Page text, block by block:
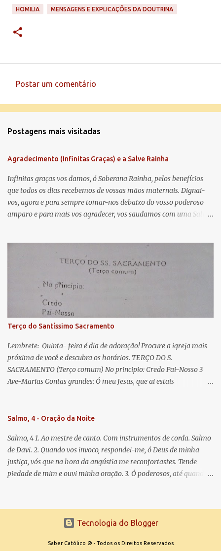
HOMILIA MENSAGENS E EXPLICAÇÕES DA DOUTRINA
e
t
á
r
i
o
Postar um comentário
Postagens mais visitadas
Agradecimento (Infinitas Graças) e a Salve Rainha
Infinitas graças vos damos, ó Soberana Rainha, pelos benefícios
que todos os dias recebemos de vossas mãos maternais. Dignai-
vos, agora e para sempre tomar-nos debaixo do vosso poderoso
amparo e para mais vos agradecer, vos saudamos com uma Salve
lágrimas. Eia, pois, Advogada nossa, estes vossos olhos
misericordiosos a nós volvei, e depois deste desterro, mostrai-nos
Jesus. Bendito é o fruto do vosso ventre, ó clemente, ó piedosa, ó
doce e sempre Virgem Maria. Rogai por nós Santa Mãe de Deus.
Para que sejamos dignos das promessas de Cristo. Amém.
Terço do Santíssimo Sacramento
Lembrete: Quinta- feira é dia de adoração! Procure a igreja mais
próxima de você e descubra os horários. TERÇO DO S.
SACRAMENTO (Terço comum) No principio: Credo Pai-Nosso 3
Ave-Marias Contas grandes: Ó meu Jesus, que ai estais
Vós morra eu! Nas contas pequenas: Sacramento de Amor!
que nos salva, dá-nos Vossa força, Vosso perdão e a Vossa
misericórdia. (no fim) Rezar 3 vezes: Louvores e graças se deem a
cada momento ao Santíssimo e Diviníssimo Sacramento.
Salmo, 4 - Oração da Noite
Salmo, 4 1. Ao mestre de canto. Com instrumentos de corda. Salmo
de Davi. 2. Quando vos invoco, respondei-me, ó Deus de minha
justiça, vós que na hora da angústia me reconfortastes. Tende
piedade de mim e ouvi minha oração. 3. Ó poderosos, até quando
o Senhor me ouviu quando o invoquei. 5. Tremei, mas sem pecar;
refleti em vossos corações, quando estiverdes em vossos leitos, e
Senhor. 7. Dizem muitos: Quem nos fará ver a felicidade? Fazei
Tecnologia do Blogger
Saber Católico ® - Todos os Direitos Reservados